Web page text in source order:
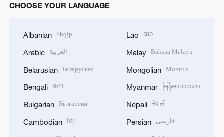
CHOOSE YOUR LANGUAGE
Albanian Shqip
Arabic العربية
Belarusian Беларуская
Bengali বাংলা
Bulgarian Български
Cambodian ខ្មែរ
Lao ລາວ
Malay Bahasa Melayu
Mongolian Монгол
Myanmar မြန်မာဘာသာ
Nepali नेपाली
Persian فارسی